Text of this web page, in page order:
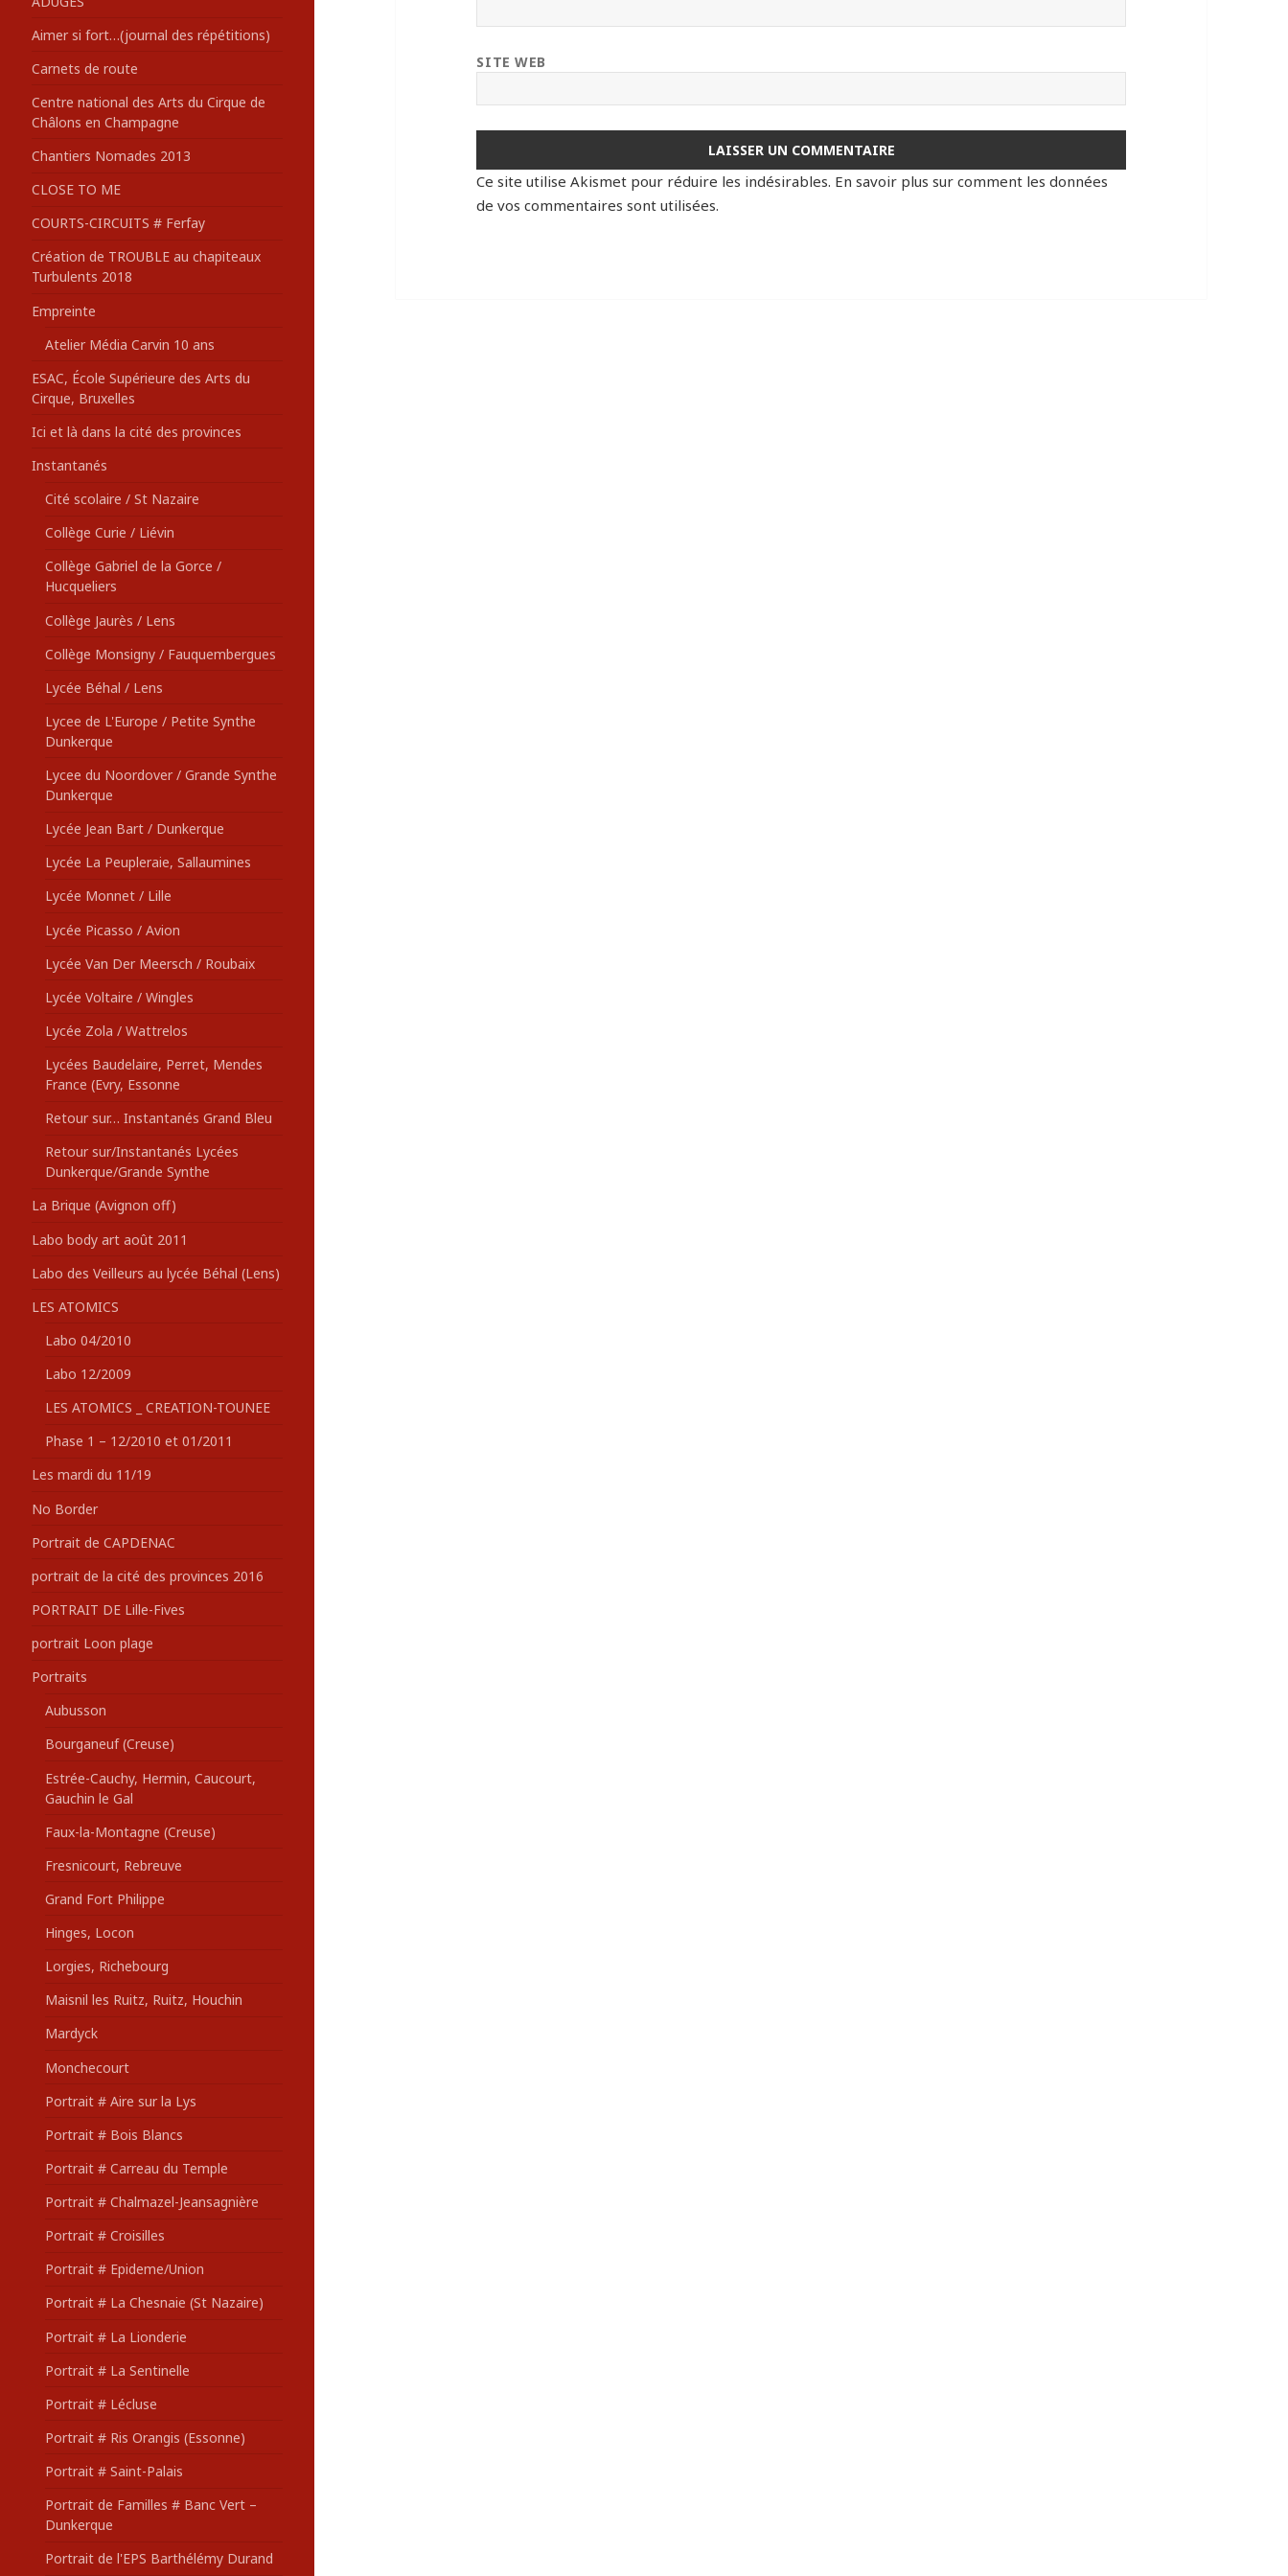
:Aimer si fort…(journal des répétitions)
Carnets de route
Centre national des Arts du Cirque de
Châlons en Champagne
Chantiers Nomades 2013
CLOSE TO ME
COURTS-CIRCUITS # Ferfay
Création de TROUBLE au chapiteaux
Turbulents 2018
Empreinte
Atelier Média Carvin 10 ans
ESAC, École Supérieure des Arts du
Cirque, Bruxelles
Ici et là dans la cité des provinces
Instantanés
Cité scolaire / St Nazaire
Collège Curie / Liévin
Collège Gabriel de la Gorce /
Hucqueliers
Collège Jaurès / Lens
Collège Monsigny / Fauquembergues
Lycée Béhal / Lens
Lycee de L'Europe / Petite Synthe
Dunkerque
Lycee du Noordover / Grande Synthe
Dunkerque
Lycée Jean Bart / Dunkerque
Lycée La Peupleraie, Sallaumines
Lycée Monnet / Lille
Lycée Picasso / Avion
Lycée Van Der Meersch / Roubaix
Lycée Voltaire / Wingles
Lycée Zola / Wattrelos
Lycées Baudelaire, Perret, Mendes
France (Evry, Essonne
Retour sur… Instantanés Grand Bleu
Retour sur/Instantanés Lycées
Dunkerque/Grande Synthe
La Brique (Avignon off)
Labo body art août 2011
Labo des Veilleurs au lycée Béhal (Lens)
LES ATOMICS
Labo 04/2010
Labo 12/2009
LES ATOMICS _ CREATION-TOUNEE
Phase 1 – 12/2010 et 01/2011
Les mardi du 11/19
No Border
Portrait de CAPDENAC
portrait de la cité des provinces 2016
PORTRAIT DE Lille-Fives
portrait Loon plage
Portraits
Aubusson
Bourganeuf (Creuse)
Estrée-Cauchy, Hermin, Caucourt,
Gauchin le Gal
Faux-la-Montagne (Creuse)
Fresnicourt, Rebreuve
Grand Fort Philippe
Hinges, Locon
Lorgies, Richebourg
Maisnil les Ruitz, Ruitz, Houchin
Mardyck
Monchecourt
Portrait # Aire sur la Lys
Portrait # Bois Blancs
Portrait # Carreau du Temple
Portrait # Chalmazel-Jeansagnière
Portrait # Croisilles
Portrait # Epideme/Union
Portrait # La Chesnaie (St Nazaire)
Portrait # La Lionderie
Portrait # La Sentinelle
Portrait # Lécluse
Portrait # Ris Orangis (Essonne)
Portrait # Saint-Palais
Portrait de Familles # Banc Vert –
Dunkerque
Portrait de l'EPS Barthélémy Durand
SITE WEB
Ce site utilise Akismet pour réduire les indésirables. En savoir plus sur comment les données
de vos commentaires sont utilisées.